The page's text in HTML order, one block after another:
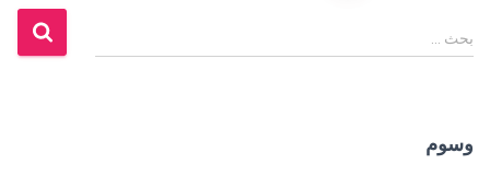
ل
ع
بحث …
وسوم